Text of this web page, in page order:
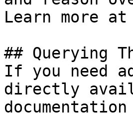
Learn more
## Querying
If you need
directly